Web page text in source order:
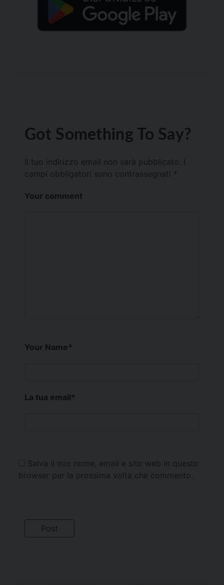
Got Something To Say?
Il tuo indirizzo email non sarà pubblicato.
campi obbligatori sono contrassegnati *
Your comment
Your Name*
La tua email*
Salva il mio nome, email e sito web in questo
browser per la prossima volta che commento.